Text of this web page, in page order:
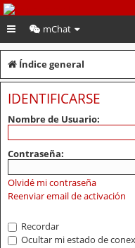
PeruVoley.com
mChat
Índice general
IDENTIFICARSE
Nombre de Usuario:
Contraseña:
Olvidé mi contraseña
Reenviar email de activación
Recordar
Ocultar mi estado de